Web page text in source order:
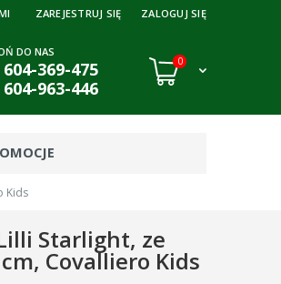
ZAREJESTRUJ SIĘ ZALOGUJ SIĘ
DO NAS
369-475
604-963-446
0
Kids
Starlight, ze
Covalliero Kids